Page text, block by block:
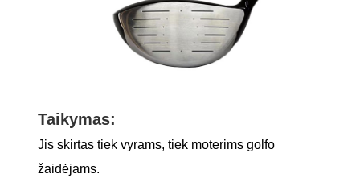
Taikymas:
Jis skirtas tiek vyrams, tiek moterims golfo
žaidėjams.